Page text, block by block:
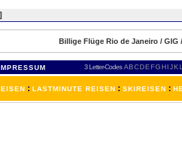
Billige Flüge Rio de Janeiro /
3 Letter-Codes ABCDEFGH IJKL
: LASTMINUTE REISEN : SKIREISEN :